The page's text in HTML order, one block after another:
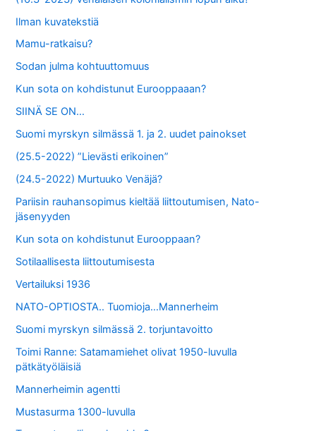
Ilman kuvatekstiä
Mamu-ratkaisu?
Sodan julma kohtuuttomuus
Kun sota on kohdistunut Eurooppaaan?
SIINÄ SE ON…
Suomi myrskyn silmässä 1. ja 2. uudet painokset
(25.5-2022) ”Lievästi erikoinen”
(24.5-2022) Murtuuko Venäjä?
Pariisin rauhansopimus kieltää liittoutumisen, Nato-
jäsenyyden
Kun sota on kohdistunut Eurooppaan?
Sotilaallisesta liittoutumisesta
Vertailuksi 1936
NATO-OPTIOSTA.. Tuomioja…Mannerheim
Suomi myrskyn silmässä 2. torjuntavoitto
Toimi Ranne: Satamamiehet olivat 1950-luvulla
pätkätyöläisiä
Mannerheimin agentti
Mustasurma 1300-luvulla